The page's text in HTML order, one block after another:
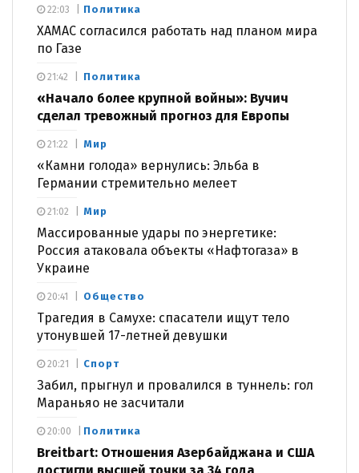
Политика
ХАМАС согласился работать над планом мира
по Газе
22:03
Политика
«Начало более крупной войны»: Вучич
сделал тревожный прогноз для Европы
21:42
Мир
«Камни голода» вернулись: Эльба в
Германии стремительно мелеет
21:22
Мир
Массированные удары по энергетике:
Россия атаковала объекты «Нафтогаза» в
Украине
21:02
Общество
Трагедия в Самухе: спасатели ищут тело
утонувшей 17-летней девушки
20:41
Спорт
Забил, прыгнул и провалился в туннель: гол
Мараньяо не засчитали
20:21
Политика
Breitbart: Отношения Азербайджана и США
достигли высшей точки за 34 года
20:00